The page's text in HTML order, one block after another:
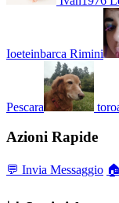
Ioeteinbarca Rimini
Pescara
Azioni Rapide
💬 Invia Messaggio